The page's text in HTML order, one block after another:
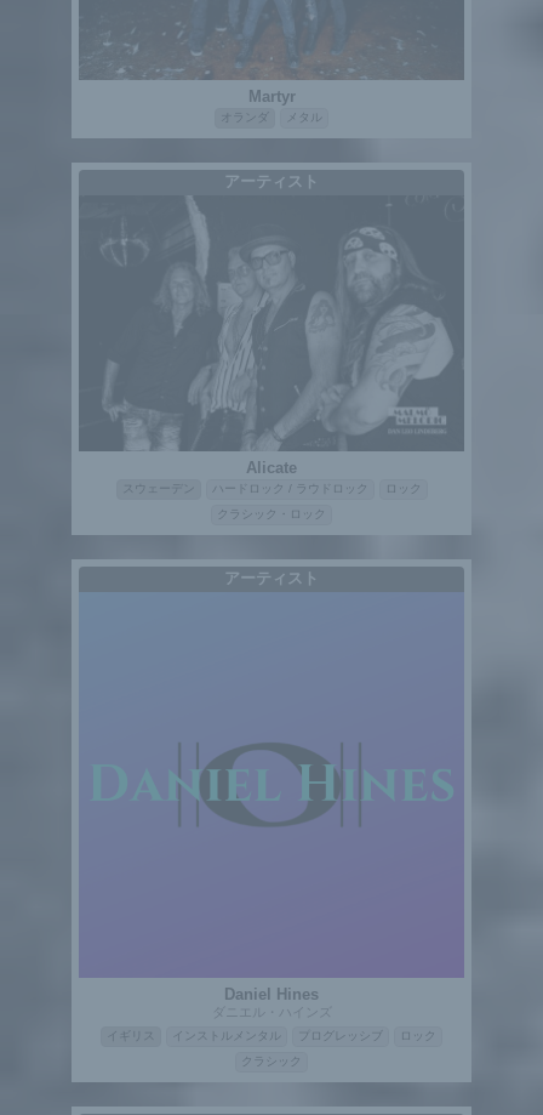
Martyr
オランダ メタル
アーティスト
Alicate
スウェーデン ハードロック / ラウドロック
ロック
クラシック・ロック
アーティスト
Daniel Hines
ダニエル・ハインズ
イギリス インストルメンタル プログレッシブ
ロック
クラシック